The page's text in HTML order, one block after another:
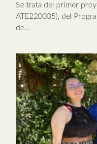
Se trata del primer
ATE220035), del
de...